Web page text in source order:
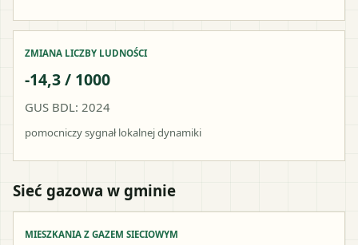
ZMIANA LICZBY LUDNOŚCI
-14,3 / 1000
GUS BDL: 2024
pomocniczy sygnał lokalnej dynamiki
Sieć gazowa w gminie
MIESZKANIA Z GAZEM SIECIOWYM